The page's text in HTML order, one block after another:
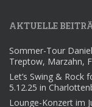
AKTUELLE
Sommer-Tour
Treptow, Marzahn,
Let’s Swing & Rock
5.12.25 in
Lounge-Konzert im